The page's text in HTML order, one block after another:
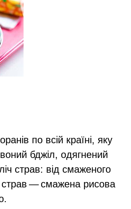
по всій країні, яку
бджіл, одягнений
страв: від смаженого
страв — смажена рисова